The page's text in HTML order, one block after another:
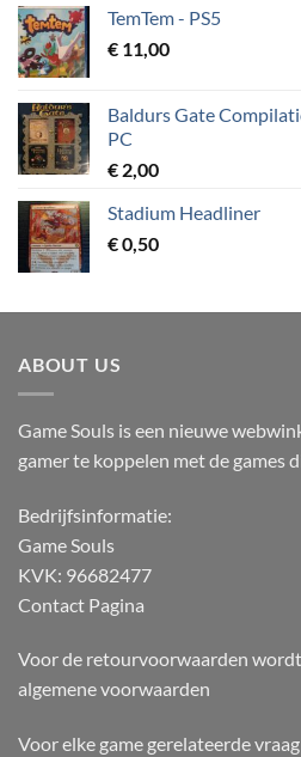
TemTem - PS5
€ 11,00
Baldurs Gate
PC
€ 2,00
Stadium Headliner
€0,50
ABOUT US
Game Souls is een nieuwe
gamer te koppelen met de games
Bedrijfsinformatie:
Game Souls
KVK: 96682477
Contact Pagina
Voor de retourvoorwaarden
algemene voorwaarden
Voor elke game gerelateerde